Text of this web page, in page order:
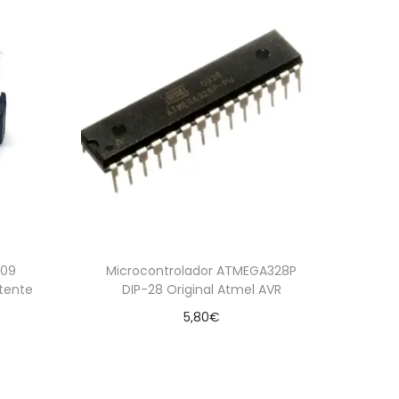
Microcontrolador ATMEGA328P
DIP-28 Original Atmel AVR
5,80€